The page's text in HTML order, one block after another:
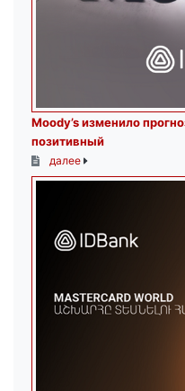
Moody’s изменило
позитивный
далее